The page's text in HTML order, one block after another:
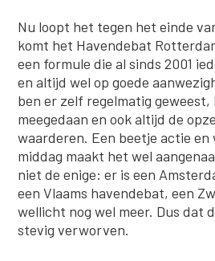
Nu loopt het tegen het einde
komt het Havendebat
een formule die al sinds 2001
en altijd wel op goede
ben er zelf regelmatig
meegedaan en ook altijd de
waarderen. Een beetje actie en
middag maakt het wel
niet de enige: er is een
een Vlaams havendebat, een
wellicht nog wel meer. Dus dat
stevig verworven.